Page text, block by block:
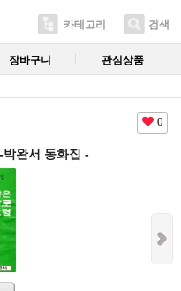
카테고리 검색
장바구니 관심상품
0
완서 동화집 -